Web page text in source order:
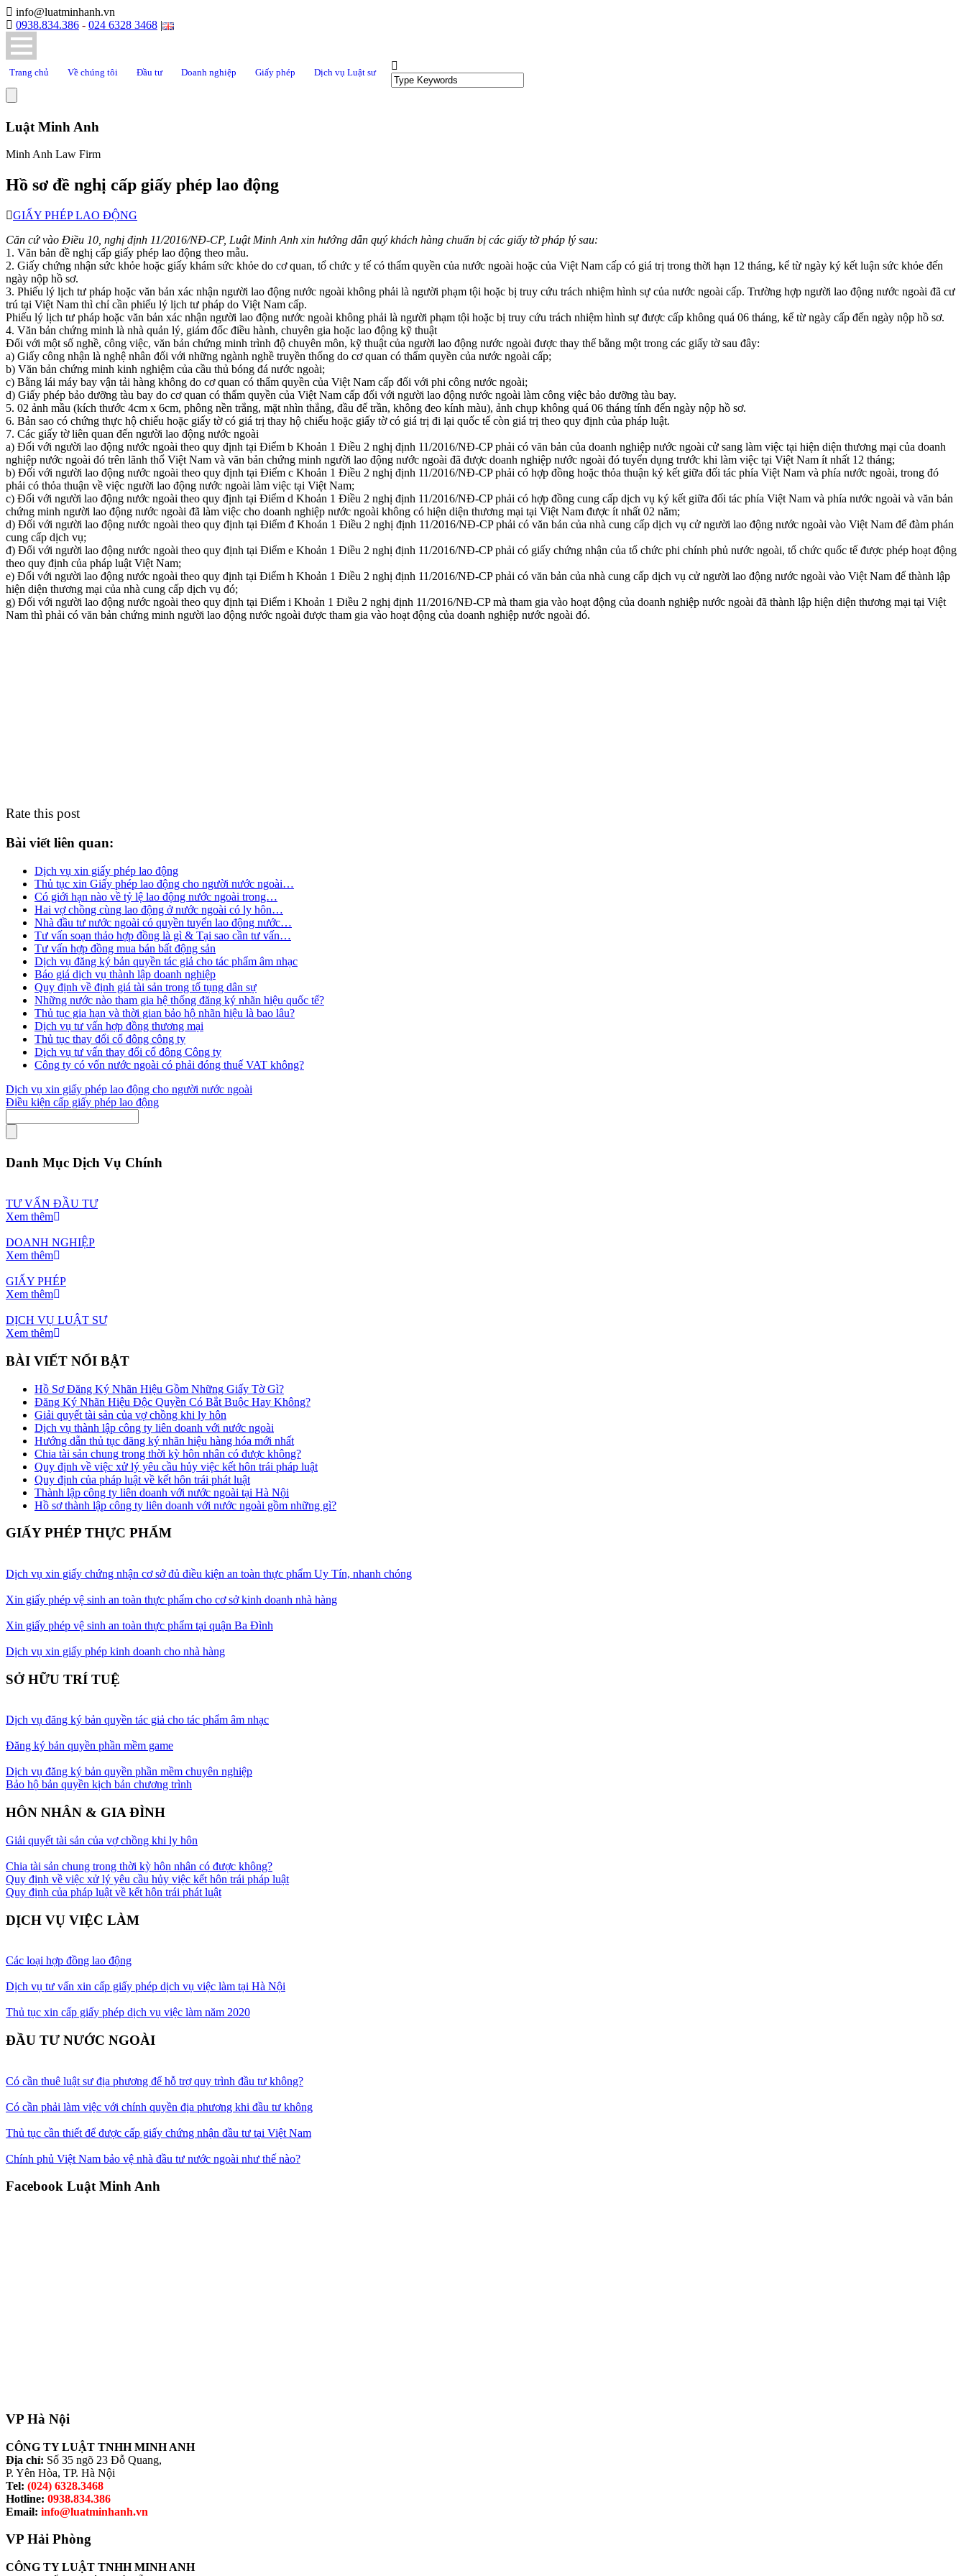
info@luatminhanh.vn
0938.834.386 - 024 6328 3468 |
Trang chủ Về chúng tôi Đầu tư Doanh nghiệp Giấy phép Dịch vụ Luật sư
Luật Minh Anh
Minh Anh Law Firm
Hồ sơ đề nghị cấp giấy phép lao động
GIẤY PHÉP LAO ĐỘNG
Căn cứ vào Điều 10, nghị định 11/2016/NĐ-CP, Luật Minh Anh xin hướng dẫn quý khách hàng chuẩn bị các giấy tờ pháp lý sau:
1. Văn bản đề nghị cấp giấy phép lao động theo mẫu.
2. Giấy chứng nhận sức khỏe hoặc giấy khám sức khỏe do cơ quan, tổ chức y tế có thẩm quyền của nước ngoài hoặc của Việt Nam cấp có giá trị trong thời hạn 12 tháng, kể từ ngày ký kết luận sức khỏe đến
ngày nộp hồ sơ.
3. Phiếu lý lịch tư pháp hoặc văn bản xác nhận người lao động nước ngoài không phải là người phạm tội hoặc bị truy cứu trách nhiệm hình sự của nước ngoài cấp. Trường hợp người lao động nước ngoài đã cư
trú tại Việt Nam thì chỉ cần phiếu lý lịch tư pháp do Việt Nam cấp.
Phiếu lý lịch tư pháp hoặc văn bản xác nhận người lao động nước ngoài không phải là người phạm tội hoặc bị truy cứu trách nhiệm hình sự được cấp không quá 06 tháng, kể từ ngày cấp đến ngày nộp hồ sơ.
4. Văn bản chứng minh là nhà quản lý, giám đốc điều hành, chuyên gia hoặc lao động kỹ thuật
Đối với một số nghề, công việc, văn bản chứng minh trình độ chuyên môn, kỹ thuật của người lao động nước ngoài được thay thế bằng một trong các giấy tờ sau đây:
a) Giấy công nhận là nghệ nhân đối với những ngành nghề truyền thống do cơ quan có thẩm quyền của nước ngoài cấp;
b) Văn bản chứng minh kinh nghiệm của cầu thủ bóng đá nước ngoài;
c) Bằng lái máy bay vận tải hàng không do cơ quan có thẩm quyền của Việt Nam cấp đối với phi công nước ngoài;
d) Giấy phép bảo dưỡng tàu bay do cơ quan có thẩm quyền của Việt Nam cấp đối với người lao động nước ngoài làm công việc bảo dưỡng tàu bay.
5. 02 ảnh mầu (kích thước 4cm x 6cm, phông nền trắng, mặt nhìn thẳng, đầu để trần, không đeo kính màu), ảnh chụp không quá 06 tháng tính đến ngày nộp hồ sơ.
6. Bản sao có chứng thực hộ chiếu hoặc giấy tờ có giá trị thay hộ chiếu hoặc giấy tờ có giá trị đi lại quốc tế còn giá trị theo quy định của pháp luật.
7. Các giấy tờ liên quan đến người lao động nước ngoài
a) Đối với người lao động nước ngoài theo quy định tại Điểm b Khoản 1 Điều 2 nghị định 11/2016/NĐ-CP phải có văn bản của doanh nghiệp nước ngoài cử sang làm việc tại hiện diện thương mại của doanh
nghiệp nước ngoài đó trên lãnh thổ Việt Nam và văn bản chứng minh người lao động nước ngoài đã được doanh nghiệp nước ngoài đó tuyển dụng trước khi làm việc tại Việt Nam ít nhất 12 tháng;
b) Đối với người lao động nước ngoài theo quy định tại Điểm c Khoản 1 Điều 2 nghị định 11/2016/NĐ-CP phải có hợp đồng hoặc thỏa thuận ký kết giữa đối tác phía Việt Nam và phía nước ngoài, trong đó
phải có thỏa thuận về việc người lao động nước ngoài làm việc tại Việt Nam;
c) Đối với người lao động nước ngoài theo quy định tại Điểm d Khoản 1 Điều 2 nghị định 11/2016/NĐ-CP phải có hợp đồng cung cấp dịch vụ ký kết giữa đối tác phía Việt Nam và phía nước ngoài và văn bản
chứng minh người lao động nước ngoài đã làm việc cho doanh nghiệp nước ngoài không có hiện diện thương mại tại Việt Nam được ít nhất 02 năm;
d) Đối với người lao động nước ngoài theo quy định tại Điểm đ Khoản 1 Điều 2 nghị định 11/2016/NĐ-CP phải có văn bản của nhà cung cấp dịch vụ cử người lao động nước ngoài vào Việt Nam để đàm phán
cung cấp dịch vụ;
đ) Đối với người lao động nước ngoài theo quy định tại Điểm e Khoản 1 Điều 2 nghị định 11/2016/NĐ-CP phải có giấy chứng nhận của tổ chức phi chính phủ nước ngoài, tổ chức quốc tế được phép hoạt động
theo quy định của pháp luật Việt Nam;
e) Đối với người lao động nước ngoài theo quy định tại Điểm h Khoản 1 Điều 2 nghị định 11/2016/NĐ-CP phải có văn bản của nhà cung cấp dịch vụ cử người lao động nước ngoài vào Việt Nam để thành lập
hiện diện thương mại của nhà cung cấp dịch vụ đó;
g) Đối với người lao động nước ngoài theo quy định tại Điểm i Khoản 1 Điều 2 nghị định 11/2016/NĐ-CP mà tham gia vào hoạt động của doanh nghiệp nước ngoài đã thành lập hiện diện thương mại tại Việt
Nam thì phải có văn bản chứng minh người lao động nước ngoài được tham gia vào hoạt động của doanh nghiệp nước ngoài đó.
Rate this post
Bài viết liên quan:
Dịch vụ xin giấy phép lao động
Thủ tục xin Giấy phép lao động cho người nước ngoài…
Có giới hạn nào về tỷ lệ lao động nước ngoài trong…
Hai vợ chồng cùng lao động ở nước ngoài có ly hôn…
Nhà đầu tư nước ngoài có quyền tuyển lao động nước…
Tư vấn soạn thảo hợp đồng là gì & Tại sao cần tư vấn…
Tư vấn hợp đồng mua bán bất động sản
Dịch vụ đăng ký bản quyền tác giả cho tác phẩm âm nhạc
Báo giá dịch vụ thành lập doanh nghiệp
Quy định về định giá tài sản trong tố tụng dân sự
Những nước nào tham gia hệ thống đăng ký nhãn hiệu quốc tế?
Thủ tục gia hạn và thời gian bảo hộ nhãn hiệu là bao lâu?
Dịch vụ tư vấn hợp đồng thương mại
Thủ tục thay đổi cổ đông công ty
Dịch vụ tư vấn thay đổi cổ đông Công ty
Công ty có vốn nước ngoài có phải đóng thuế VAT không?
Dịch vụ xin giấy phép lao động cho người nước ngoài
Điều kiện cấp giấy phép lao động
Danh Mục Dịch Vụ Chính
TƯ VẤN ĐẦU TƯ
Xem thêm
DOANH NGHIỆP
Xem thêm
GIẤY PHÉP
Xem thêm
DỊCH VỤ LUẬT SƯ
Xem thêm
BÀI VIẾT NỔI BẬT
Hồ Sơ Đăng Ký Nhãn Hiệu Gồm Những Giấy Tờ Gì?
Đăng Ký Nhãn Hiệu Độc Quyền Có Bắt Buộc Hay Không?
Giải quyết tài sản của vợ chồng khi ly hôn
Dịch vụ thành lập công ty liên doanh với nước ngoài
Hướng dẫn thủ tục đăng ký nhãn hiệu hàng hóa mới nhất
Chia tài sản chung trong thời kỳ hôn nhân có được không?
Quy định về việc xử lý yêu cầu hủy việc kết hôn trái pháp luật
Quy định của pháp luật về kết hôn trái phát luật
Thành lập công ty liên doanh với nước ngoài tại Hà Nội
Hồ sơ thành lập công ty liên doanh với nước ngoài gồm những gì?
GIẤY PHÉP THỰC PHẨM
Dịch vụ xin giấy chứng nhận cơ sở đủ điều kiện an toàn thực phẩm Uy Tín, nhanh chóng
Xin giấy phép vệ sinh an toàn thực phẩm cho cơ sở kinh doanh nhà hàng
Xin giấy phép vệ sinh an toàn thực phẩm tại quận Ba Đình
Dịch vụ xin giấy phép kinh doanh cho nhà hàng
SỞ HỮU TRÍ TUỆ
Dịch vụ đăng ký bản quyền tác giả cho tác phẩm âm nhạc
Đăng ký bản quyền phần mềm game
Dịch vụ đăng ký bản quyền phần mềm chuyên nghiệp
Bảo hộ bản quyền kịch bản chương trình
HÔN NHÂN & GIA ĐÌNH
Giải quyết tài sản của vợ chồng khi ly hôn
Chia tài sản chung trong thời kỳ hôn nhân có được không?
Quy định về việc xử lý yêu cầu hủy việc kết hôn trái pháp luật
Quy định của pháp luật về kết hôn trái phát luật
DỊCH VỤ VIỆC LÀM
Các loại hợp đồng lao động
Dịch vụ tư vấn xin cấp giấy phép dịch vụ việc làm tại Hà Nội
Thủ tục xin cấp giấy phép dịch vụ việc làm năm 2020
ĐẦU TƯ NƯỚC NGOÀI
Có cần thuê luật sư địa phương để hỗ trợ quy trình đầu tư không?
Có cần phải làm việc với chính quyền địa phương khi đầu tư không
Thủ tục cần thiết để được cấp giấy chứng nhận đầu tư tại Việt Nam
Chính phủ Việt Nam bảo vệ nhà đầu tư nước ngoài như thế nào?
Facebook Luật Minh Anh
VP Hà Nội
CÔNG TY LUẬT TNHH MINH ANH
Địa chỉ: Số 35 ngõ 23 Đỗ Quang,
P. Yên Hòa, TP. Hà Nội
Tel: (024) 6328.3468
Hotline: 0938.834.386
Email: info@luatminhanh.vn
VP Hải Phòng
CÔNG TY LUẬT TNHH MINH ANH